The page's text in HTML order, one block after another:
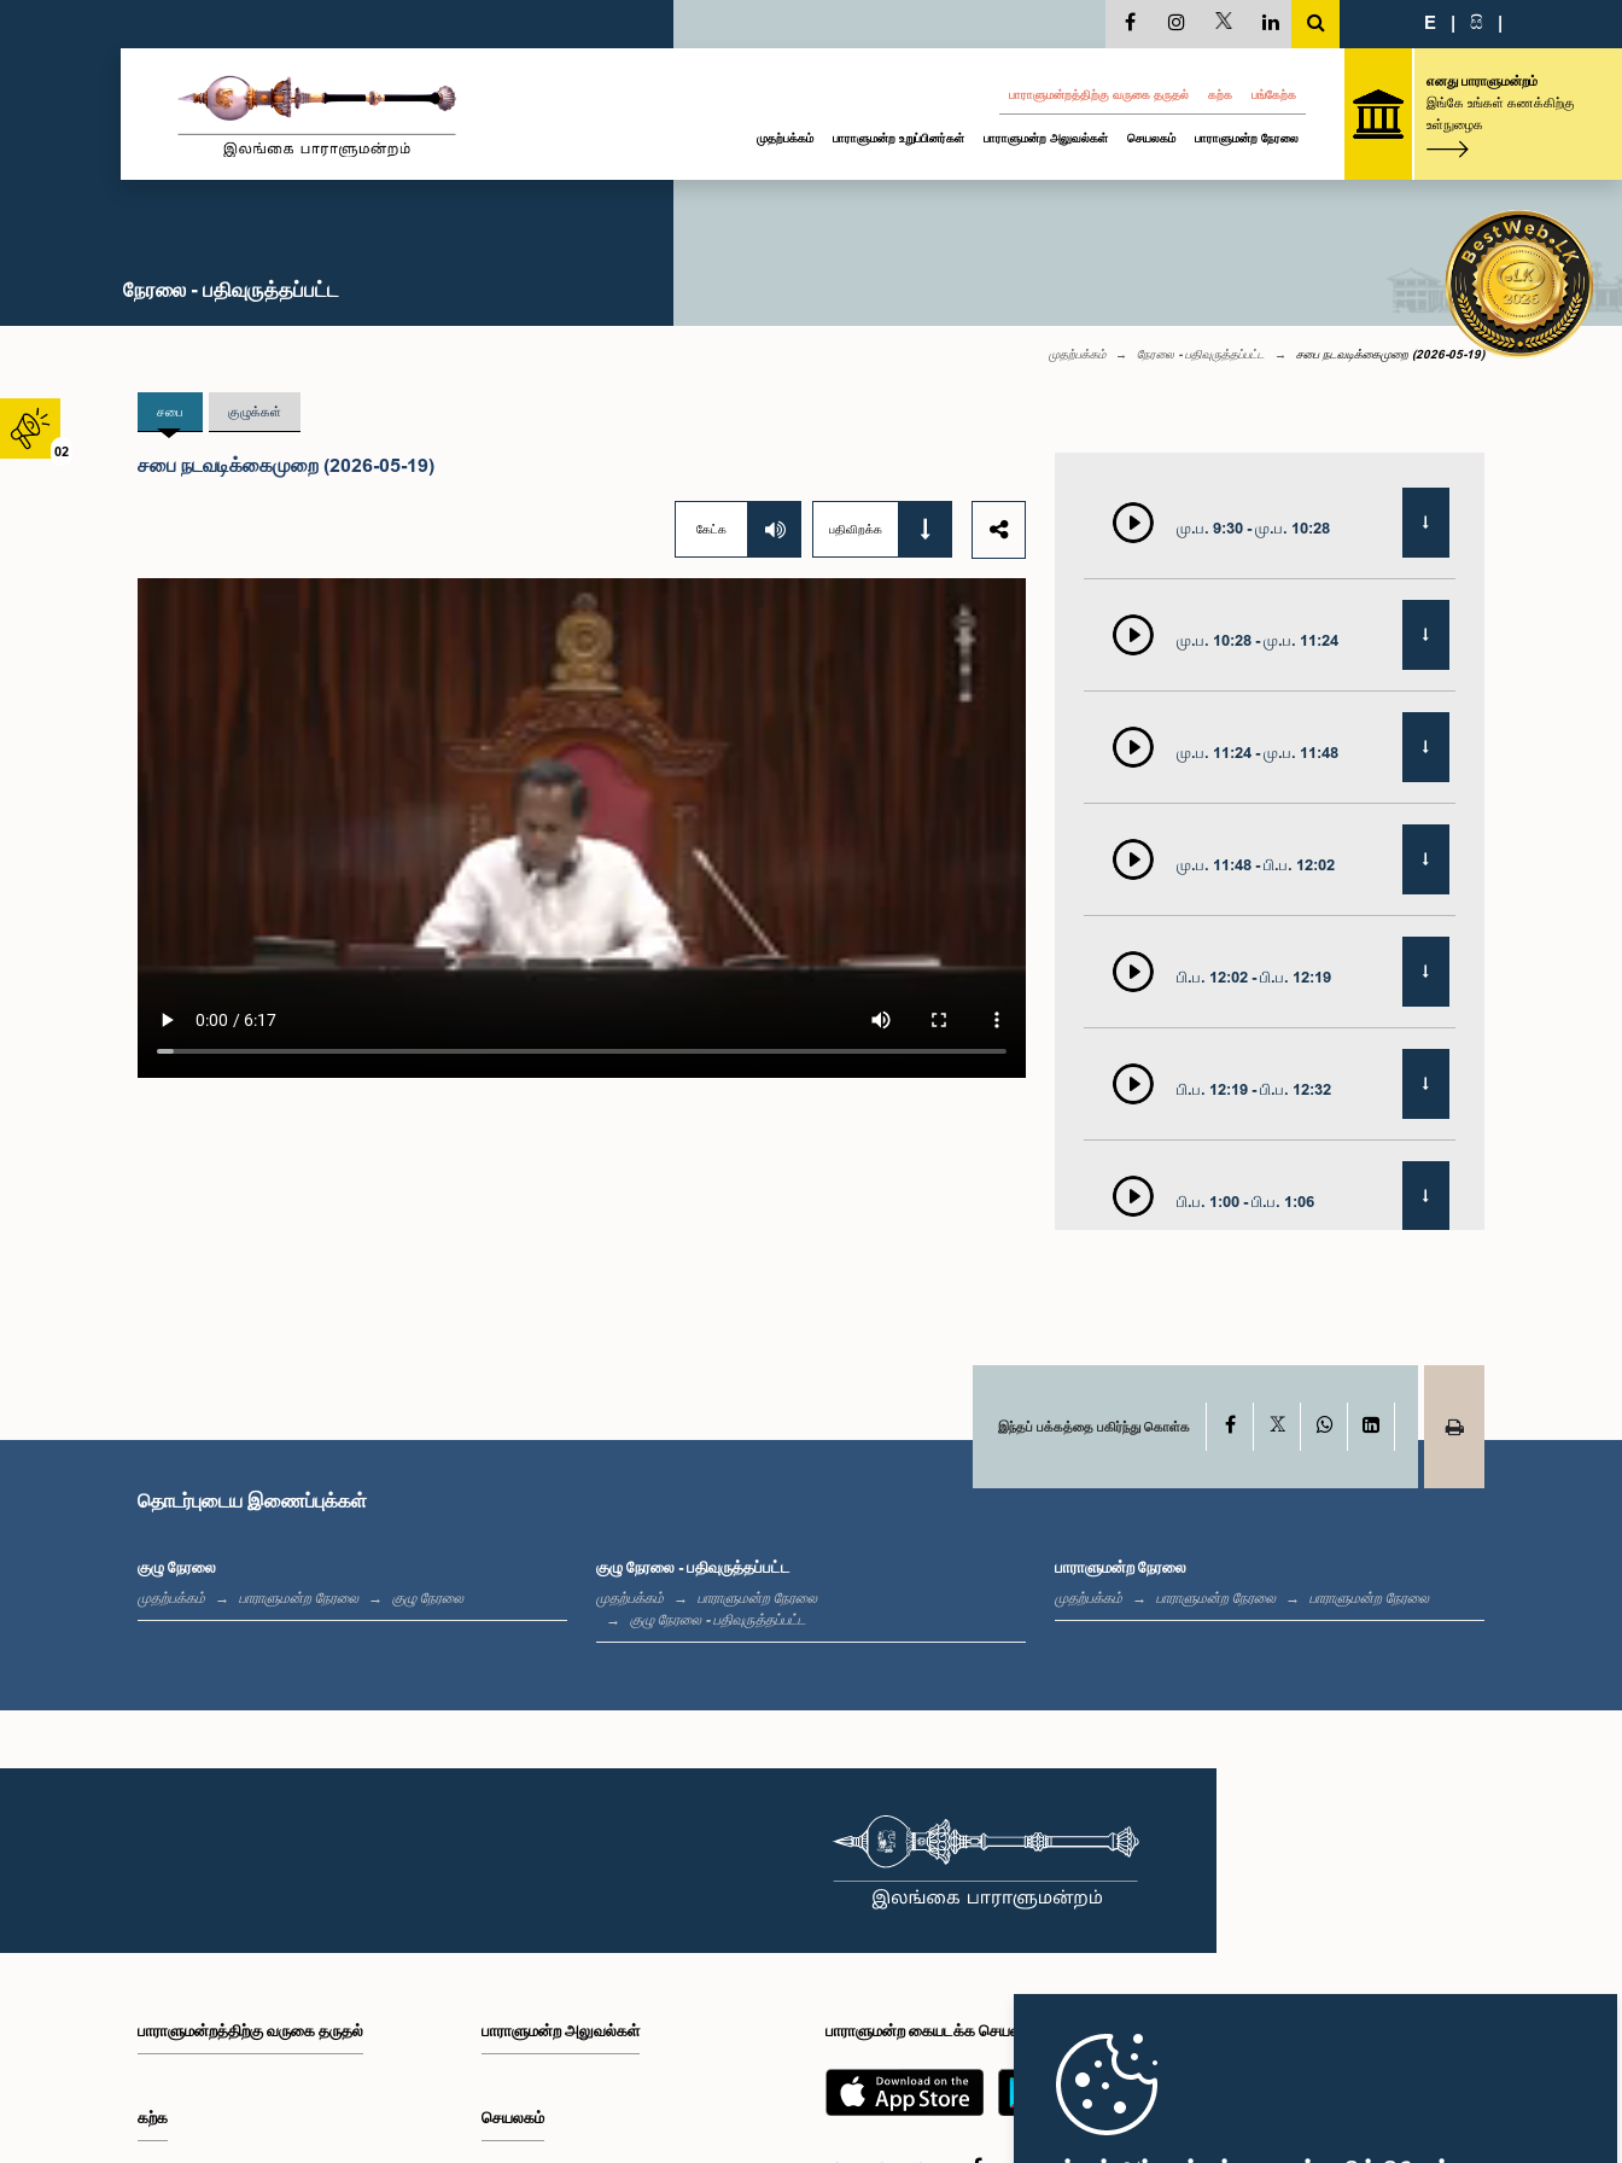
02
E | සි |
பாராளுமன்றத்திற்கு வருகை தருதல் கற்க பங்கேற்க
முதற்பக்கம் பாராளுமன்ற உறுப்பினர்கள் பாராளுமன்ற அலுவல்கள் செயலகம் பாராளுமன்ற நேரலை
எனது பாராளுமன்றம்
இங்கே உங்கள் கணக்கிற்கு
உள்நுழைக
நேரலை - பதிவுருத்தப்பட்ட
முதற்பக்கம் நேரலை - பதிவுருத்தப்பட்ட சபை நடவடிக்கைமுறை (2026-05-19)
சபை குழுக்கள்
சபை நடவடிக்கைமுறை (2026-05-19)
கேட்க பதிவிறக்க மு.ப. 9:30 - மு.ப. 10:28
மு.ப. 10:28 - மு.ப. 11:24
மு.ப. 11:24 - மு.ப. 11:48
மு.ப. 11:48 - பி.ப. 12:02
பி.ப. 12:02 - பி.ப. 12:19
பி.ப. 12:19 - பி.ப. 12:32
பி.ப. 1:00 - பி.ப. 1:06
பி.ப. 1:17 - பி.ப. 1:24
இந்தப் பக்கத்தை பகிர்ந்து கொள்க Facebook WhatsAppLinkedIn
தொடர்புடைய இணைப்புக்கள்
குழு நேரலை
முதற்பக்கம் பாராளுமன்ற நேரலை குழு நேரலை
குழு நேரலை - பதிவுருத்தப்பட்ட
முதற்பக்கம்
பாராளுமன்ற நேரலை
குழு நேரலை - பதிவுருத்தப்பட்ட
பாராளுமன்ற நேரலை
முதற்பக்கம் பாராளுமன்ற நேரலை பாராளுமன்ற நேரலை
பாராளுமன்றத்திற்கு வருகை தருதல்
கற்க
பாராளுமன்ற அலுவல்கள்
செயலகம்
பாராளுமன்ற கையடக்க செயலி